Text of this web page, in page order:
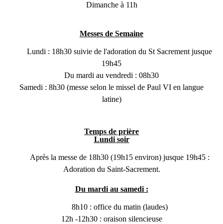
Dimanche à 11h
Messes de Semaine
Lundi : 18h30 suivie de l'adoration du St Sacrement jusque
19h45
Du mardi au vendredi : 08h30
Samedi : 8h30 (messe selon le missel de Paul VI en langue
latine)
Temps de prière
Lundi soir
Après la messe de 18h30 (19h15 environ) jusque 19h45 :
Adoration du Saint-Sacrement.
Du mardi au samedi :
8h10 : office du matin (laudes)
12h -12h30 : oraison silencieuse